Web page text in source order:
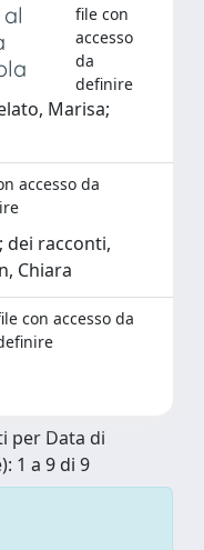
file con
accesso
da
definire
Marisa;
accesso da
dei racconti,
Chiara
con accesso da
per Data di
1 a 9 di 9